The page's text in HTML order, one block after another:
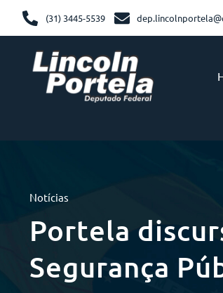
(31) 3445-5539
Notícias
Portela
Segurança